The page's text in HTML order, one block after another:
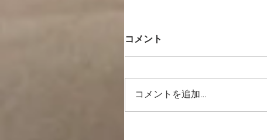
コメント
コメントを追加…